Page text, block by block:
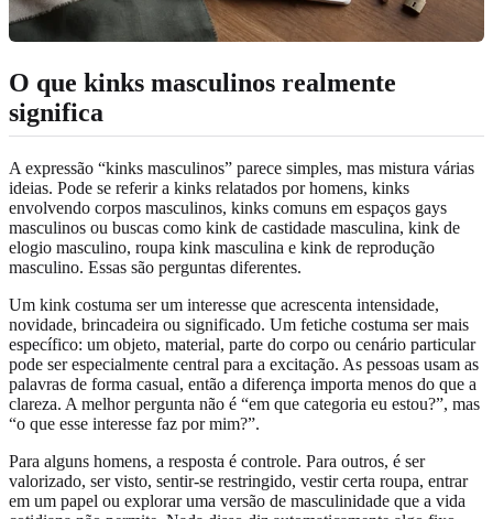
O que kinks masculinos realmente
significa
A expressão “kinks masculinos” parece simples, mas mistura várias
ideias. Pode se referir a kinks relatados por homens, kinks
envolvendo corpos masculinos, kinks comuns em espaços gays
masculinos ou buscas como kink de castidade masculina, kink de
elogio masculino, roupa kink masculina e kink de reprodução
masculino. Essas são perguntas diferentes.
Um kink costuma ser um interesse que acrescenta intensidade,
novidade, brincadeira ou significado. Um fetiche costuma ser mais
específico: um objeto, material, parte do corpo ou cenário particular
pode ser especialmente central para a excitação. As pessoas usam as
palavras de forma casual, então a diferença importa menos do que a
clareza. A melhor pergunta não é “em que categoria eu estou?”, mas
“o que esse interesse faz por mim?”.
Para alguns homens, a resposta é controle. Para outros, é ser
valorizado, ser visto, sentir-se restringido, vestir certa roupa, entrar
em um papel ou explorar uma versão de masculinidade que a vida